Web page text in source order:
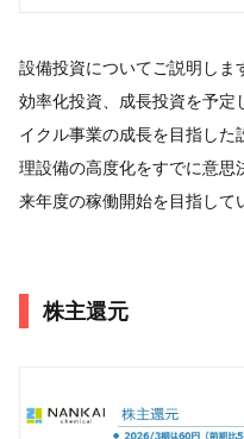
設備投資についてご説明しま
効率化投資、成長投資を予定
イクル事業の成長を目指し
理設備の高度化をすでに意思
来年度の稼働開始を目指して
株主還元